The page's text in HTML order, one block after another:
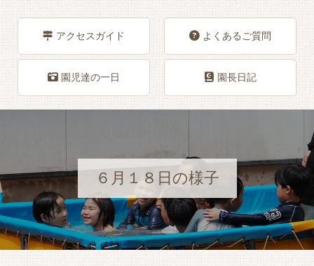
アクセスガイド よくあるご質問
園児達の一日 園長日記
６月１８日の様子